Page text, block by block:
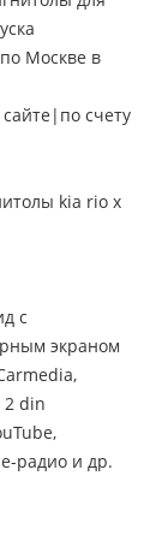
Москве в
счету
kia rio x
с
экраном
2 din
радио и др.